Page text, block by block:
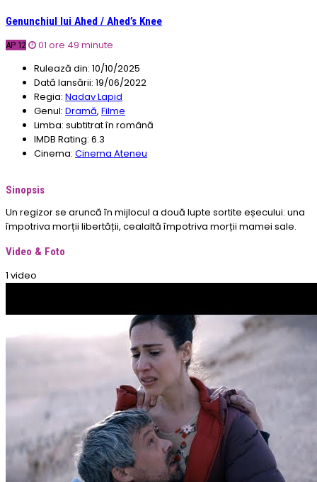
Genunchiul lui Ahed / Ahed’s Knee
AP 12
01 ore 49 minute
Rulează din: 10/10/2025
Dată lansării: 19/06/2022
Regia: Nadav Lapid
Genul: Dramă, Filme
Limba: subtitrat în română
IMDB Rating: 6.3
Cinema: Cinema Ateneu
Sinopsis
Un regizor se aruncă în mijlocul a două lupte sortite eșecului: una
împotriva morții libertății, cealaltă împotriva morții mamei sale.
Video & Foto
1 video